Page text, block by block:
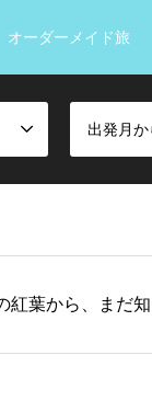
オーダーメイド旅
出発月か
紅葉から、まだ